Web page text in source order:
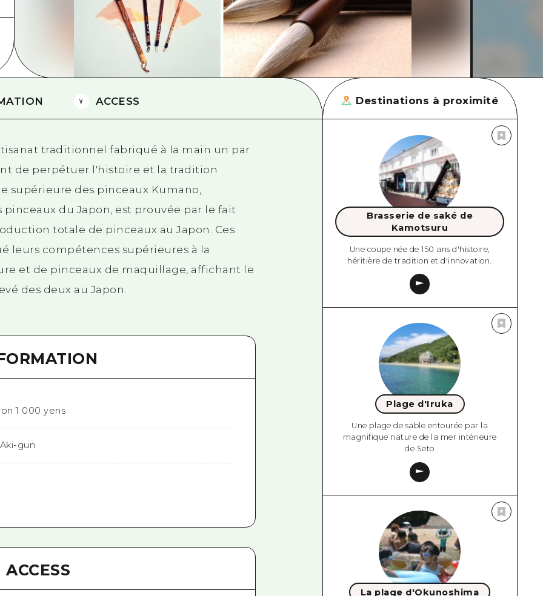
Est de Yamaguchi
Ehime
Shimane
ACCESS
traditionnel fabriqué à la main un par
de perpétuer l'histoire et la tradition
supérieure des pinceaux Kumano,
du Japon, est prouvée par le fait
totale de pinceaux au Japon. Ces
leurs compétences supérieures à la
et de pinceaux de maquillage, affichant le
des deux au Japon.
1 000 yens
gun
ACCESS
Destinations à proximité
Brasserie de saké de
Kamotsuru
Une coupe née de 150 ans d'histoire,
héritière de tradition et d'innovation.
Plage d'Iruka
Une plage de sable entourée par la
magnifique nature de la mer intérieure
de Seto
La plage d'Okunoshima